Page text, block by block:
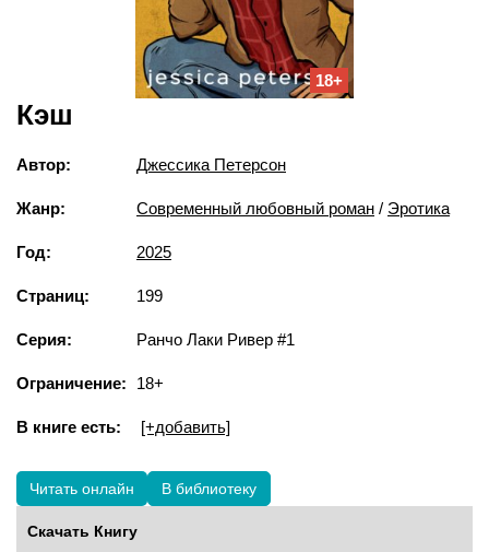
18+
Кэш
Автор: Джессика Петерсон
Жанр: Современный любовный роман / Эротика
Год: 2025
Страниц: 199
Серия: Ранчо Лаки Ривер #1
Ограничение: 18+
В книге есть: [+добавить]
Читать онлайн В библиотеку
Скачать Книгу